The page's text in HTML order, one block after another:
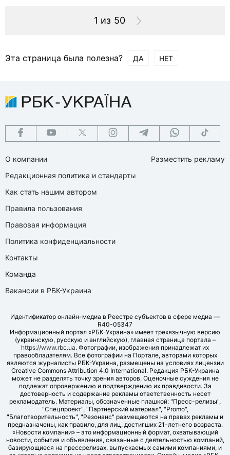
1 из 50
Эта страница была полезна? ДА НЕТ
О компании
Редакционная политика и стандарты
Как стать нашим автором
Правила пользования
Правовая информация
Политика конфиденциальности
Контакты
Команда
Вакансии в РБК-Украина
Разместить рекламу
Идентификатор онлайн-медиа в Реестре субъектов в сфере медиа —
R40-05347
Информационный портал «РБК-Украина» имеет трехязычную версию
(украинскую, русскую и английскую), главная страница портала –
https://www.rbc.ua. Фотографии, изображения принадлежат их
правообладателям. Все фотографии на Портале, авторами которых
являются журналисты РБК-Украина, размещены на условиях лицензии
Creative Commons Attribution 4.0 International. Редакция РБК-Украина
может не разделять точку зрения авторов. Оценочные суждения не
подлежат опровержению и подтверждению их правдивости. За
достоверность и содержание рекламы ответственность несет
рекламодатель. Материалы, обозначенные плашкой: "Пресс-релизы",
"Спецпроект", "Партнерский материал", "Promo",
"Благотворительность", "Резонанс" размещаются на правах рекламы и
предназначены, как правило, для лиц, достигших 21-летнего возраста.
«Новости компании» – это информационный формат, охватывающий
новости, события и объявления, связанные с деятельностью компаний,
базирующиеся на прессрелизах, выпускаемых самими компаниями, и